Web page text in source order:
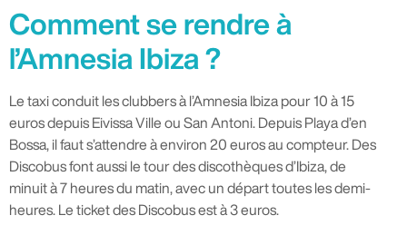
Comment se rendre à
l’Amnesia Ibiza ?
Le taxi conduit les clubbers à l’Amnesia Ibiza pour 10 à 15
euros depuis Eivissa Ville ou San Antoni. Depuis Playa d’en
Bossa, il faut s’attendre à environ 20 euros au compteur. Des
Discobus font aussi le tour des discothèques d’Ibiza, de
minuit à 7 heures du matin, avec un départ toutes les demi-
heures. Le ticket des Discobus est à 3 euros.